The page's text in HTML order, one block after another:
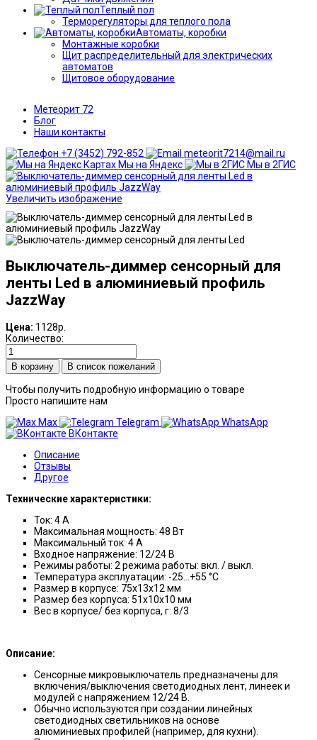
Теплый пол
Терморегуляторы для теплого пола
Автоматы, коробки
Монтажные коробки
Щит распределительный для электрических
автоматов
Щитовое оборудование
Метеорит 72
Блог
Наши контакты
+7 (3452) 792-852
meteorit7214@mail.ru
Мы на Яндекс
Мы в 2ГИС
Увеличить изображение
Выключатель-диммер сенсорный для
ленты Led в алюминиевый профиль
JazzWay
Цена: 1128р.
Количество:
В список пожеланий
Чтобы получить подробную информацию о товаре
Просто напишите нам
Max
Telegram
WhatsApp
ВКонтакте
Описание
Отзывы
Другое
Технические характеристики:
Ток: 4 А
Максимальная мощность: 48 Вт
Максимальный ток: 4 А
Входное напряжение: 12/24 B
Режимы работы: 2 режима работы: вкл. / выкл.
Температура эксплуатации: -25...+55 °С
Размер в корпусе: 75х13х12 мм
Размер без корпуса: 51х10х10 мм
Вес в корпусе/ без корпуса, г: 8/3
Описание:
Сенсорные микровыключатель предназначены для
включения/выключения светодиодных лент, линеек и
модулей с напряжением 12/24 В.
Обычно используются при создании линейных
светодиодных светильников на основе
алюминиевых профилей (например, для кухни).